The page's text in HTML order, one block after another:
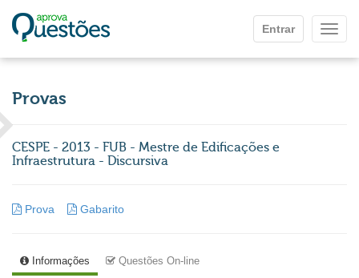
Entrar
Provas
CESPE - 2013 - FUB - Mestre de Edificações e
Infraestrutura - Discursiva
Prova Gabarito
Informações Questões On-line